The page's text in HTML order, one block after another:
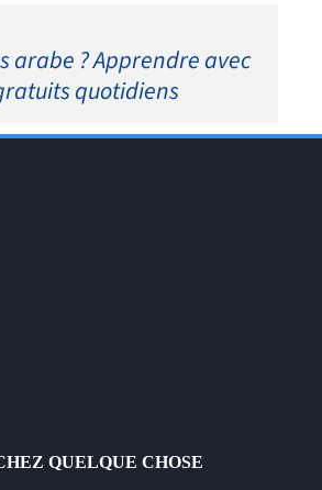
arabe ? Apprendre avec
quotidiens
QUELQUE CHOSE